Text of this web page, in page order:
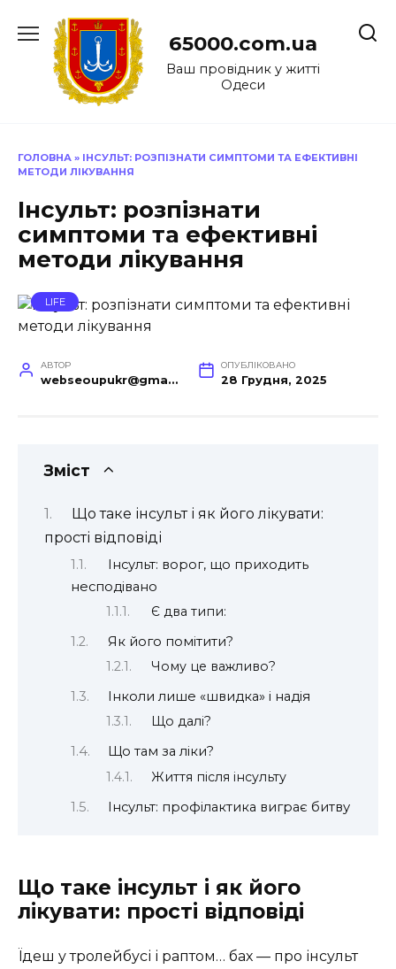
до
65000.com.ua
Ваш провідник у житті
Одеси
ГОЛОВНА » ІНСУЛЬТ: РОЗПІЗНАТИ СИМПТОМИ ТА ЕФЕКТИВНІ
МЕТОДИ ЛІКУВАННЯ
Інсульт: розпізнати
симптоми та ефективні
методи лікування
LIFE
АВТОР
webseoupukr@gmail.com
ОПУБЛІКОВАНО
28 Грудня, 2025
Зміст
Що таке інсульт і як його лікувати:
прості відповіді
Інсульт: ворог, що приходить
несподівано
Є два типи:
Як його помітити?
Чому це важливо?
Інколи лише «швидка» і надія
Що далі?
Що там за ліки?
Життя після інсульту
Інсульт: профілактика виграє битву
Що таке інсульт і як його
лікувати: прості відповіді
Їдеш у тролейбусі і раптом… бах — про інсульт